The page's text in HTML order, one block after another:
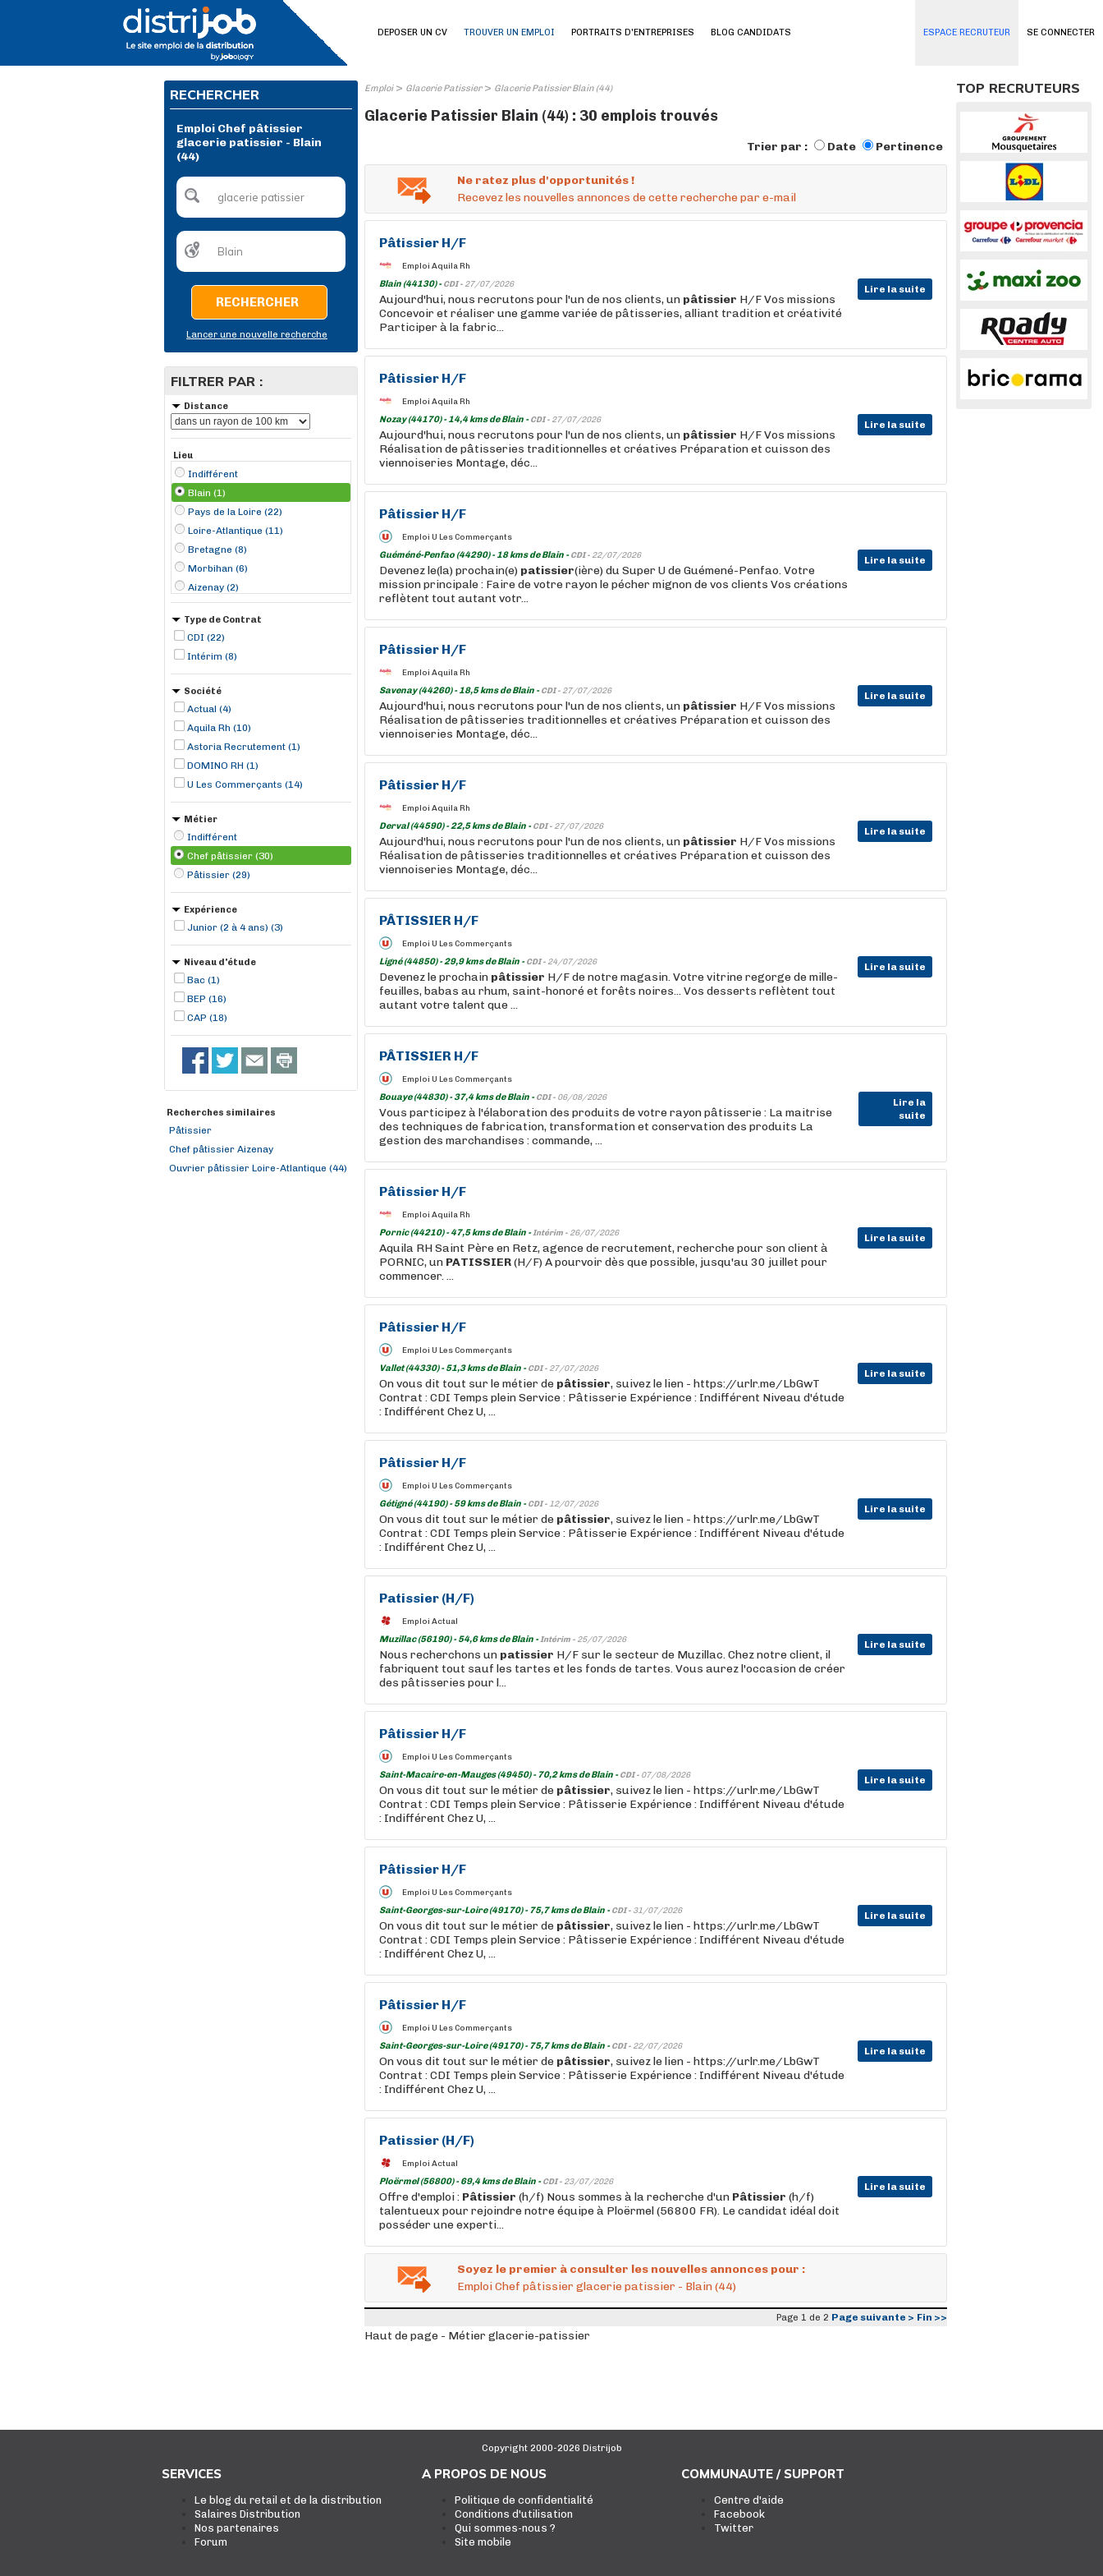
SE CONNECTER
DEPOSER UN CV TROUVER UN EMPLOI PORTRAITS D'ENTREPRISES BLOG CANDIDATS ESPACE RECRUTEUR
RECHERCHER
Emploi Chef pâtissier
glacerie patissier - Blain
(44)
RECHERCHER
Lancer une nouvelle recherche
FILTRER PAR :
Distance
Lieu
Indifférent
Blain (1)
Pays de la Loire (22)
Loire-Atlantique (11)
Bretagne (8)
Morbihan (6)
Aizenay (2)
Arradon (2)
Saint-Georges-sur-Loire (2)
Angers (1)
Bouaye (1)
Type de Contrat
CDI (22)
Intérim (8)
Société
Actual (4)
Aquila Rh (10)
Astoria Recrutement (1)
DOMINO RH (1)
U Les Commerçants (14)
Métier
Indifférent
Chef pâtissier (30)
Pâtissier (29)
Expérience
Junior (2 à 4 ans) (3)
Niveau d'étude
Bac (1)
BEP (16)
CAP (18)
Recherches similaires
Pâtissier
Chef pâtissier Aizenay
Ouvrier pâtissier Loire-Atlantique (44)
Emploi> Glacerie Patissier> Glacerie Patissier Blain (44)
Glacerie Patissier Blain (44) : 30 emplois trouvés
Trier par : Date Pertinence
Ne ratez plus d'opportunités !
Recevez les nouvelles annonces de cette recherche par e-mail
Pâtissier H/F
Emploi Aquila Rh
Blain (44130) -CDI - 27/07/2026 Lire la suite
Aujourd'hui, nous recrutons pour l'un de nos clients, un pâtissier H/F Vos missions
Concevoir et réaliser une gamme variée de pâtisseries, alliant tradition et créativité
Participer à la fabric...
Pâtissier H/F
Emploi Aquila Rh
Nozay (44170) - 14,4 kms de Blain -CDI - 27/07/2026 Lire la suite
Aujourd'hui, nous recrutons pour l'un de nos clients, un pâtissier H/F Vos missions
Réalisation de pâtisseries traditionnelles et créatives Préparation et cuisson des
viennoiseries Montage, déc...
Pâtissier H/F
Emploi U Les Commerçants
Guéméné-Penfao (44290) - 18 kms de Blain -CDI - 22/07/2026 Lire la suite
Devenez le(la) prochain(e) patissier(ière) du Super U de Guémené-Penfao. Votre
mission principale : Faire de votre rayon le pécher mignon de vos clients Vos créations
reflètent tout autant votr...
Pâtissier H/F
Emploi Aquila Rh
Savenay (44260) - 18,5 kms de Blain -CDI - 27/07/2026 Lire la suite
Aujourd'hui, nous recrutons pour l'un de nos clients, un pâtissier H/F Vos missions
Réalisation de pâtisseries traditionnelles et créatives Préparation et cuisson des
viennoiseries Montage, déc...
Pâtissier H/F
Emploi Aquila Rh
Derval (44590) - 22,5 kms de Blain -CDI - 27/07/2026 Lire la suite
Aujourd'hui, nous recrutons pour l'un de nos clients, un pâtissier H/F Vos missions
Réalisation de pâtisseries traditionnelles et créatives Préparation et cuisson des
viennoiseries Montage, déc...
PÂTISSIER H/F
Emploi U Les Commerçants
Ligné (44850) - 29,9 kms de Blain -CDI - 24/07/2026 Lire la suite
Devenez le prochain pâtissier H/F de notre magasin. Votre vitrine regorge de mille-
feuilles, babas au rhum, saint-honoré et forêts noires... Vos desserts reflètent tout
autant votre talent que ...
PÂTISSIER H/F
Emploi U Les Commerçants
Bouaye (44830) - 37,4 kms de Blain -CDI - 06/08/2026
Lire la
suite
Vous participez à l'élaboration des produits de votre rayon pâtisserie : La maitrise
des techniques de fabrication, transformation et conservation des produits La
gestion des marchandises : commande, ...
Pâtissier H/F
Emploi Aquila Rh
Pornic (44210) - 47,5 kms de Blain -Intérim - 26/07/2026 Lire la suite
Aquila RH Saint Père en Retz, agence de recrutement, recherche pour son client à
PORNIC, un PATISSIER(H/F) A pourvoir dès que possible, jusqu'au 30 juillet pour
commencer. ...
Pâtissier H/F
Emploi U Les Commerçants
Vallet (44330) - 51,3 kms de Blain -CDI - 27/07/2026 Lire la suite
On vous dit tout sur le métier de pâtissier, suivez le lien - https://urlr.me/LbGwT
Contrat : CDI Temps plein Service : Pâtisserie Expérience : Indifférent Niveau d'étude
: Indifférent Chez U, ...
Pâtissier H/F
Emploi U Les Commerçants
Gétigné (44190) - 59 kms de Blain -CDI - 12/07/2026 Lire la suite
On vous dit tout sur le métier de pâtissier, suivez le lien - https://urlr.me/LbGwT
Contrat : CDI Temps plein Service : Pâtisserie Expérience : Indifférent Niveau d'étude
: Indifférent Chez U, ...
Patissier (H/F)
Emploi Actual
Muzillac (56190) - 54,6 kms de Blain -Intérim - 25/07/2026 Lire la suite
Nous recherchons un patissier H/F sur le secteur de Muzillac. Chez notre client, il
fabriquent tout sauf les tartes et les fonds de tartes. Vous aurez l'occasion de créer
des pâtisseries pour l...
Pâtissier H/F
Emploi U Les Commerçants
Saint-Macaire-en-Mauges (49450) - 70,2 kms de Blain -CDI - 07/08/2026 Lire la suite
On vous dit tout sur le métier de pâtissier, suivez le lien - https://urlr.me/LbGwT
Contrat : CDI Temps plein Service : Pâtisserie Expérience : Indifférent Niveau d'étude
: Indifférent Chez U, ...
Pâtissier H/F
Emploi U Les Commerçants
Saint-Georges-sur-Loire (49170) - 75,7 kms de Blain -CDI - 31/07/2026 Lire la suite
On vous dit tout sur le métier de pâtissier, suivez le lien - https://urlr.me/LbGwT
Contrat : CDI Temps plein Service : Pâtisserie Expérience : Indifférent Niveau d'étude
: Indifférent Chez U, ...
Pâtissier H/F
Emploi U Les Commerçants
Saint-Georges-sur-Loire (49170) - 75,7 kms de Blain -CDI - 22/07/2026 Lire la suite
On vous dit tout sur le métier de pâtissier, suivez le lien - https://urlr.me/LbGwT
Contrat : CDI Temps plein Service : Pâtisserie Expérience : Indifférent Niveau d'étude
: Indifférent Chez U, ...
Patissier (H/F)
Emploi Actual
Ploërmel (56800) - 69,4 kms de Blain -CDI - 23/07/2026 Lire la suite
Offre d'emploi : Pâtissier (h/f) Nous sommes à la recherche d'un Pâtissier (h/f)
talentueux pour rejoindre notre équipe à Ploërmel (56800 FR). Le candidat idéal doit
posséder une experti...
Soyez le premier à consulter les nouvelles annonces pour :
Emploi Chef pâtissier glacerie patissier - Blain (44)
Page 1 de 2 Page suivante > Fin >>
Haut de page - Métier glacerie-patissier
TOP RECRUTEURS
Copyright 2000-2026 Distrijob
SERVICES
Le blog du retail et de la distribution
Salaires Distribution
Nos partenaires
Forum
A PROPOS DE NOUS
Politique de confidentialité
Conditions d'utilisation
Qui sommes-nous ?
Site mobile
COMMUNAUTE / SUPPORT
Centre d'aide
Facebook
Twitter